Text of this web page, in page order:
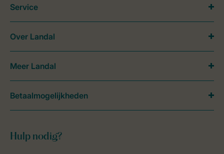
Hulp nodig?
Service
Over Landal
Meer Landal
Betaalmogelijkheden